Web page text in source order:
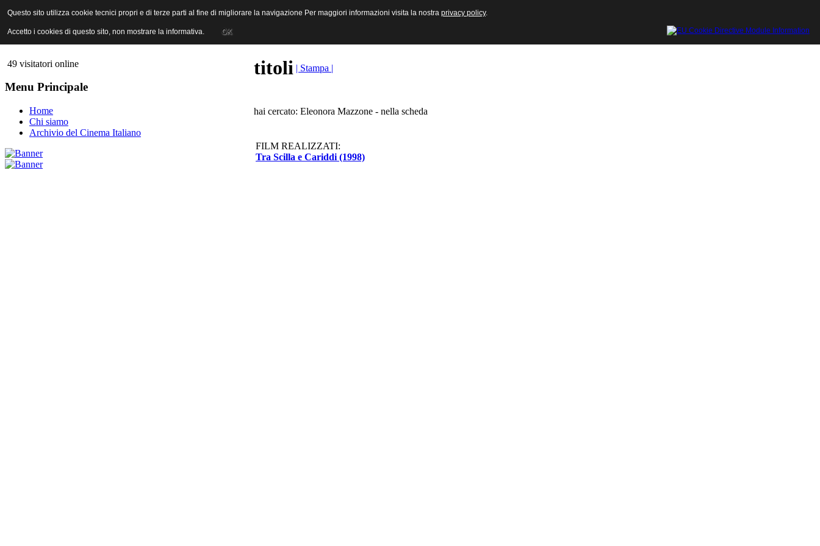
ANICA | Associazione Nazionale Industrie Cinematografiche Audiovisive e Multimediali
49 visitatori online
Menu Principale
Home
Chi siamo
Archivio del Cinema Italiano
titoli | Stampa |
hai cercato: Eleonora Mazzone - nella scheda
FILM REALIZZATI:
Tra Scilla e Cariddi (1998)
Questo sito utilizza cookie tecnici propri e di terze parti al fine di migliorare la navigazione Per maggiori informazioni visita la nostra privacy policy.
Accetto i cookies di questo sito, non mostrare la informativa. OK
Questo sito utilizza cookie tecnici propri e di terze parti al fine di migliorare la navigazione Per maggiori informazioni visita la nostra privacy policy.
Accetto i cookies di questo sito, non mostrare la informativa. OK